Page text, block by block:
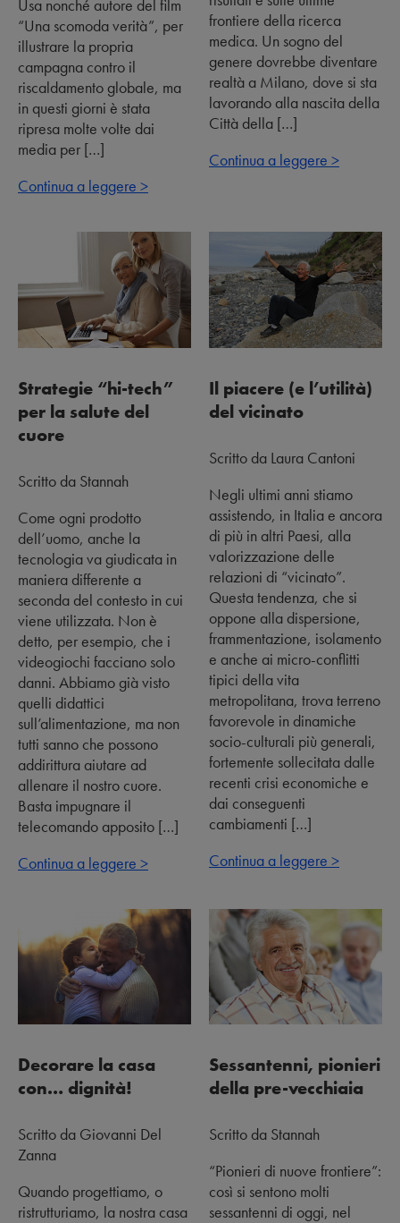
Usa nonché autore del film
“Una scomoda verità”, per
illustrare la propria
campagna contro il
riscaldamento globale, ma
in questi giorni è stata
ripresa molte volte dai
media per […]
Continua a leggere >
frontiere della ricerca
medica. Un sogno del
genere dovrebbe diventare
realtà a Milano, dove si sta
lavorando alla nascita della
Città della […]
Continua a leggere >
Strategie “hi-tech”
per la salute del
cuore
Scritto da Stannah
Come ogni prodotto
dell’uomo, anche la
tecnologia va giudicata in
maniera differente a
seconda del contesto in cui
viene utilizzata. Non è
detto, per esempio, che i
videogiochi facciano solo
danni. Abbiamo già visto
quelli didattici
sull’alimentazione, ma non
tutti sanno che possono
addirittura aiutare ad
allenare il nostro cuore.
Basta impugnare il
telecomando apposito […]
Continua a leggere >
Il piacere (e l’utilità)
del vicinato
Scritto da Laura Cantoni
Negli ultimi anni stiamo
assistendo, in Italia e ancora
di più in altri Paesi, alla
valorizzazione delle
relazioni di “vicinato”.
Questa tendenza, che si
oppone alla dispersione,
frammentazione, isolamento
e anche ai micro-conflitti
tipici della vita
metropolitana, trova terreno
favorevole in dinamiche
socio-culturali più generali,
fortemente sollecitata dalle
recenti crisi economiche e
dai conseguenti
cambiamenti […]
Continua a leggere >
Decorare la casa
con… dignità!
Scritto da Giovanni Del
Zanna
Quando progettiamo, o
ristrutturiamo, la nostra casa
Sessantenni, pionieri
della pre-vecchiaia
Scritto da Stannah
“Pionieri di nuove frontiere”:
così si sentono molti
sessantenni di oggi, nel